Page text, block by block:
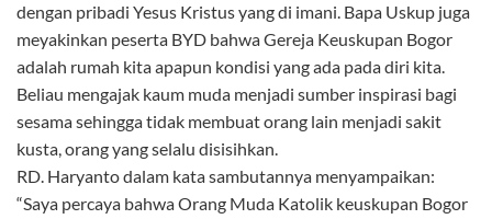
dengan pribadi Yesus Kristus yang di imani. Bapa Uskup juga
meyakinkan peserta BYD bahwa Gereja Keuskupan Bogor
adalah rumah kita apapun kondisi yang ada pada diri kita.
Beliau mengajak kaum muda menjadi sumber inspirasi bagi
sesama sehingga tidak membuat orang lain menjadi sakit
kusta, orang yang selalu disisihkan.
RD. Haryanto dalam kata sambutannya menyampaikan:
“Saya percaya bahwa Orang Muda Katolik keuskupan Bogor